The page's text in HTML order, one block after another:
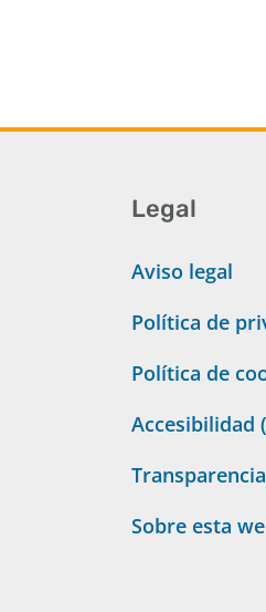
Legal
Aviso legal
Política de
Política de
Accesibilidad
Transparencia
Sobre esta